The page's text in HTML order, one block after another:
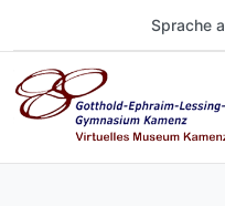
Sprache